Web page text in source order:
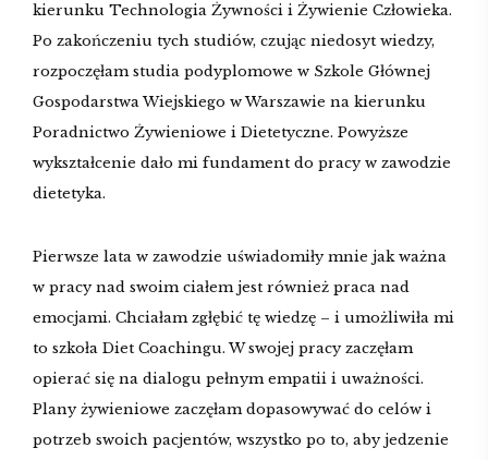
kierunku Technologia Żywności i Żywienie Człowieka.
Po zakończeniu tych studiów, czując niedosyt wiedzy,
rozpoczęłam studia podyplomowe w Szkole Głównej
Gospodarstwa Wiejskiego w Warszawie na kierunku
Poradnictwo Żywieniowe i Dietetyczne. Powyższe
wykształcenie dało mi fundament do pracy w zawodzie
dietetyka.
Pierwsze lata w zawodzie uświadomiły mnie jak ważna
w pracy nad swoim ciałem jest również praca nad
emocjami. Chciałam zgłębić tę wiedzę – i umożliwiła mi
to szkoła Diet Coachingu. W swojej pracy zaczęłam
opierać się na dialogu pełnym empatii i uważności.
Plany żywieniowe zaczęłam dopasowywać do celów i
potrzeb swoich pacjentów, wszystko po to, aby jedzenie